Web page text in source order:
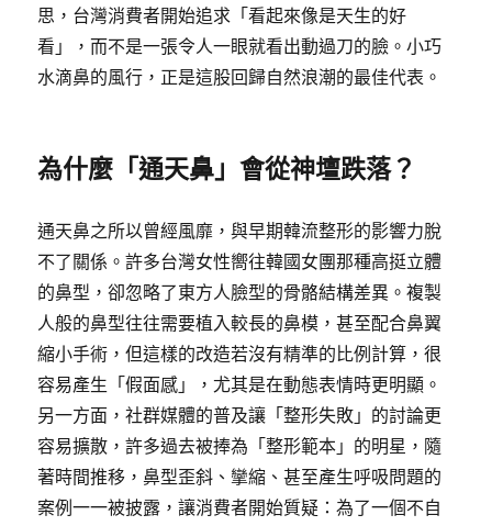
思，台灣消費者開始追求「看起來像是天生的好
看」，而不是一張令人一眼就看出動過刀的臉。小巧
水滴鼻的風行，正是這股回歸自然浪潮的最佳代表。
為什麼「通天鼻」會從神壇跌落？
通天鼻之所以曾經風靡，與早期韓流整形的影響力脫
不了關係。許多台灣女性嚮往韓國女團那種高挺立體
的鼻型，卻忽略了東方人臉型的骨骼結構差異。複製
人般的鼻型往往需要植入較長的鼻模，甚至配合鼻翼
縮小手術，但這樣的改造若沒有精準的比例計算，很
容易產生「假面感」，尤其是在動態表情時更明顯。
另一方面，社群媒體的普及讓「整形失敗」的討論更
容易擴散，許多過去被捧為「整形範本」的明星，隨
著時間推移，鼻型歪斜、攣縮、甚至產生呼吸問題的
案例一一被披露，讓消費者開始質疑：為了一個不自